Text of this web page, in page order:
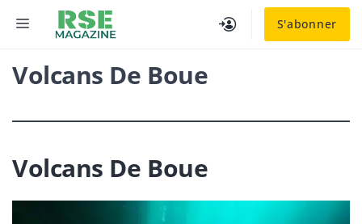
S'abonner
MENU
Volcans De Boue
Volcans De Boue